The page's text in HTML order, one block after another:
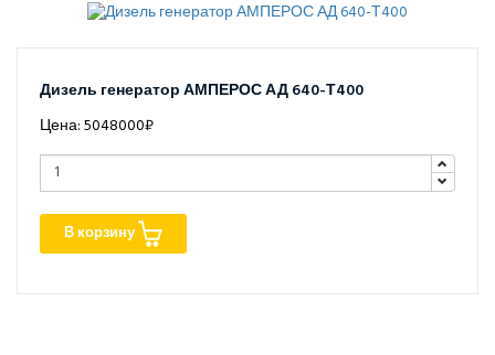
Дизель генератор АМПЕРОС АД 640-Т400
Цена: 5048000₽
В корзину